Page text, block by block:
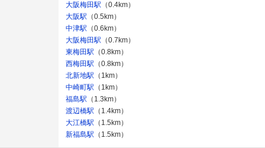
大阪梅田駅 （0.4km）
大阪駅 （0.5km）
中津駅 （0.6km）
大阪梅田駅 （0.7km）
東梅田駅 （0.8km）
西梅田駅 （0.8km）
北新地駅 （1km）
中崎町駅 （1km）
福島駅 （1.3km）
渡辺橋駅 （1.4km）
大江橋駅 （1.5km）
新福島駅 （1.5km）